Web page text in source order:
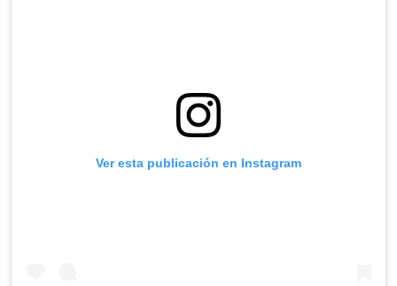
Ver esta publicación en Instagram